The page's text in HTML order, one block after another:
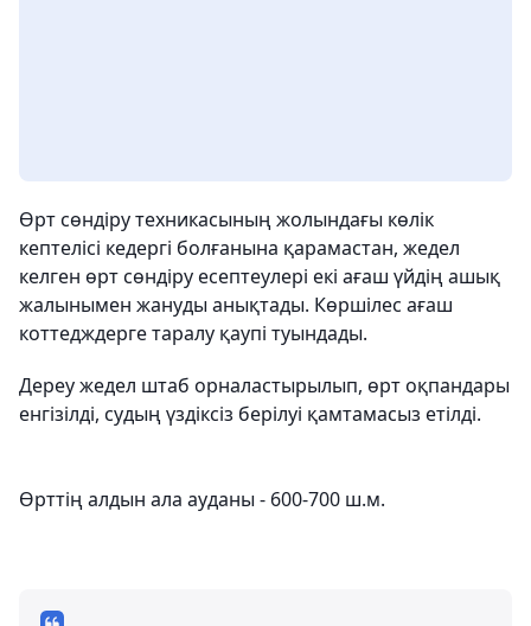
Өрт сөндіру техникасының жолындағы көлік
кептелісі кедергі болғанына қарамастан, жедел
келген өрт сөндіру есептеулері екі ағаш үйдің ашық
жалынымен жануды анықтады. Көршілес ағаш
коттедждерге таралу қаупі туындады.
Дереу жедел штаб орналастырылып, өрт оқпандары
енгізілді, судың үздіксіз берілуі қамтамасыз етілді.
Өрттің алдын ала ауданы - 600-700 ш.м.